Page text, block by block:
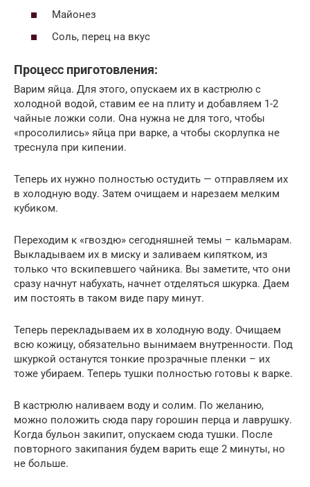
Майонез
Соль, перец на вкус
Процесс приготовления:
Варим яйца. Для этого, опускаем их в кастрюлю с
холодной водой, ставим ее на плиту и добавляем 1-2
чайные ложки соли. Она нужна не для того, чтобы
«просолились» яйца при варке, а чтобы скорлупка не
треснула при кипении.
Теперь их нужно полностью остудить — отправляем их
в холодную воду. Затем очищаем и нарезаем мелким
кубиком.
Переходим к «гвоздю» сегодняшней темы – кальмарам.
Выкладываем их в миску и заливаем кипятком, из
только что вскипевшего чайника. Вы заметите, что они
сразу начнут набухать, начнет отделяться шкурка. Даем
им постоять в таком виде пару минут.
Теперь перекладываем их в холодную воду. Очищаем
всю кожицу, обязательно вынимаем внутренности. Под
шкуркой останутся тонкие прозрачные пленки – их
тоже убираем. Теперь тушки полностью готовы к варке.
В кастрюлю наливаем воду и солим. По желанию,
можно положить сюда пару горошин перца и лаврушку.
Когда бульон закипит, опускаем сюда тушки. После
повторного закипания будем варить еще 2 минуты, но
не больше.